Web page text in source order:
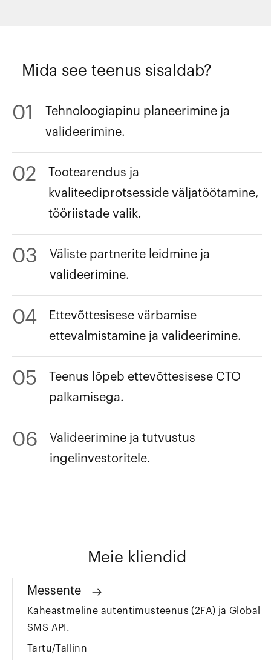
Mida see teenus sisaldab?
01
Tehnoloogiapinu planeerimine ja
valideerimine.
02
Tootearendus ja
kvaliteediprotsesside väljatöötamine,
tööriistade valik.
03
Väliste partnerite leidmine ja
valideerimine.
04
Ettevõttesisese värbamise
ettevalmistamine ja valideerimine.
05
Teenus lõpeb ettevõttesisese CTO
palkamisega.
06
Valideerimine ja tutvustus
ingelinvestoritele.
Meie kliendid
Messente
Kaheastmeline autentimusteenus (2FA) ja Global
SMS API.
Tartu/Tallinn